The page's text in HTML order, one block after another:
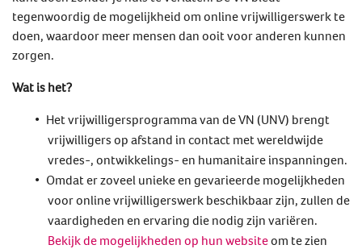
tegenwoordig de mogelijkheid om online vrijwilligerswerk te
doen, waardoor meer mensen dan ooit voor anderen kunnen
zorgen.
Wat is het?
Het vrijwilligersprogramma van de VN (UNV) brengt
vrijwilligers op afstand in contact met wereldwijde
vredes-, ontwikkelings- en humanitaire inspanningen.
Omdat er zoveel unieke en gevarieerde mogelijkheden
voor online vrijwilligerswerk beschikbaar zijn, zullen de
vaardigheden en ervaring die nodig zijn variëren.
Bekijk de mogelijkheden op hun websiteom te zien